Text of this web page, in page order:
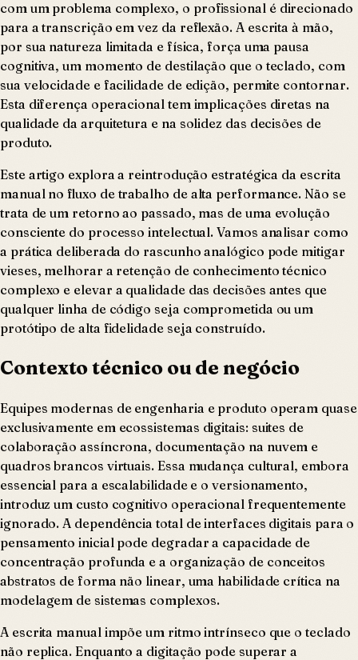
com um problema complexo, o profissional é direcionado
para a transcrição em vez da reflexão. A escrita à mão,
por sua natureza limitada e física, força uma pausa
cognitiva, um momento de destilação que o teclado, com
sua velocidade e facilidade de edição, permite contornar.
Esta diferença operacional tem implicações diretas na
qualidade da arquitetura e na solidez das decisões de
produto.
Este artigo explora a reintrodução estratégica da escrita
manual no fluxo de trabalho de alta performance. Não se
trata de um retorno ao passado, mas de uma evolução
consciente do processo intelectual. Vamos analisar como
a prática deliberada do rascunho analógico pode mitigar
vieses, melhorar a retenção de conhecimento técnico
complexo e elevar a qualidade das decisões antes que
qualquer linha de código seja comprometida ou um
protótipo de alta fidelidade seja construído.
Contexto técnico ou de negócio
Equipes modernas de engenharia e produto operam quase
exclusivamente em ecossistemas digitais: suites de
colaboração assíncrona, documentação na nuvem e
quadros brancos virtuais. Essa mudança cultural, embora
essencial para a escalabilidade e o versionamento,
introduz um custo cognitivo operacional frequentemente
ignorado. A dependência total de interfaces digitais para o
pensamento inicial pode degradar a capacidade de
concentração profunda e a organização de conceitos
abstratos de forma não linear, uma habilidade crítica na
modelagem de sistemas complexos.
A escrita manual impõe um ritmo intrínseco que o teclado
não replica. Enquanto a digitação pode superar a